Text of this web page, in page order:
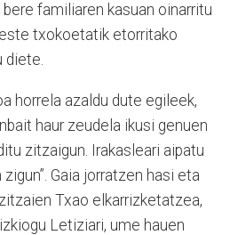
familiaren kasuan oinarritu
txokoetatik etorritako
diete.
horrela azaldu dute egileek,
haur zeudela ikusi genuen
zitzaigun. Irakasleari aipatu
Gaia jorratzen hasi eta
Txao elkarrizketatzea,
Letiziari, ume hauen